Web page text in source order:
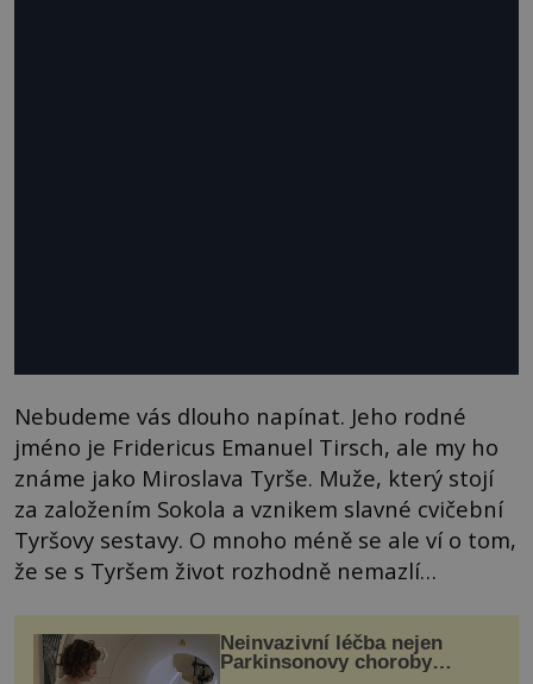
Nebudeme vás dlouho napínat. Jeho rodné
jméno je Fridericus Emanuel Tirsch, ale my ho
známe jako Miroslava Tyrše. Muže, který stojí
za založením Sokola a vznikem slavné cvičební
Tyršovy sestavy. O mnoho méně se ale ví o tom,
že se s Tyršem život rozhodně nemazlí…
Neinvazivní léčba nejen
Parkinsonovy choroby